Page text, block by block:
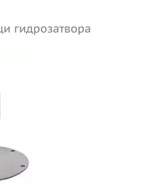
гидрозатвора